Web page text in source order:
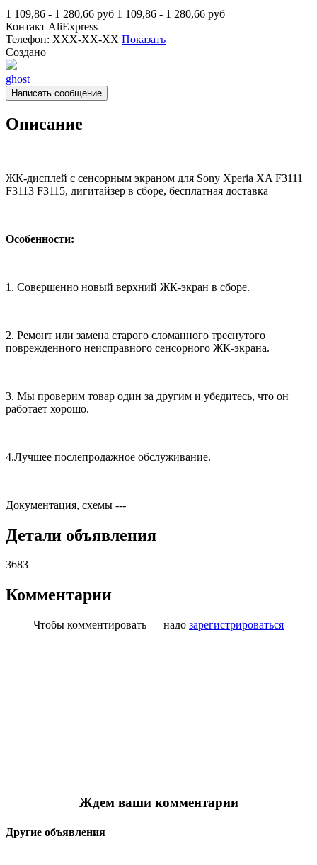
1 109,86 - 1 280,66 руб 1 109,86 - 1 280,66 руб
Контакт AliExpress
Телефон: XXX-XX-XX Показать
Создано
ghost
Написать сообщение
Описание
ЖК-дисплей с сенсорным экраном для Sony Xperia XA F3111
F3113 F3115, дигитайзер в сборе, бесплатная доставка
Особенности:
1. Совершенно новый верхний ЖК-экран в сборе.
2. Ремонт или замена старого сломанного треснутого
поврежденного неисправного сенсорного ЖК-экрана.
3. Мы проверим товар один за другим и убедитесь, что он
работает хорошо.
4.Лучшее послепродажное обслуживание.
Документация, схемы ---
Детали объявления
3683
Комментарии
Чтобы комментировать — надо зарегистрироваться
Ждем ваши комментарии
Другие объявления